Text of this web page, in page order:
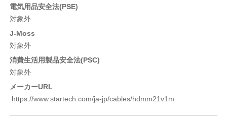
電気用品安全法(PSE)
対象外
J-Moss
対象外
消費生活用製品安全法(PSC)
対象外
メーカーURL
https://www.startech.com/ja-jp/cables/hdmm21v1m